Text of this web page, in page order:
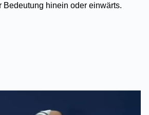
Bedeutung hinein oder einwärts.